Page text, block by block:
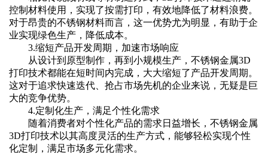
控制材料使用，实现了按需打印，有效地降低了材料浪费。
对于昂贵的不锈钢材料而言，这一优势尤为明显，有助于企
业实现绿色生产，降低成本。
3.缩短产品开发周期，加速市场响应‌
从设计到原型制作，再到小规模生产，不锈钢金属3D
打印技术都能在短时间内完成，大大缩短了产品开发周期。
这对于追求快速迭代、抢占市场先机的企业来说，无疑是巨
大的竞争优势。
4.定制化生产，满足个性化需求‌
随着消费者对个性化产品的需求日益增长，不锈钢金属
3D打印技术以其高度灵活的生产方式，能够轻松实现个性
化定制，满足市场多元化需求。